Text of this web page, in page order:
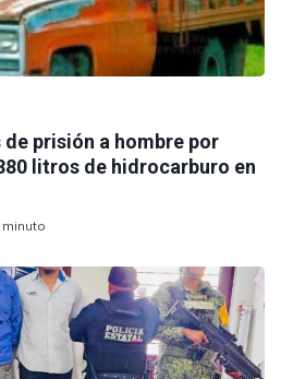
de prisión a hombre por
litros de hidrocarburo en